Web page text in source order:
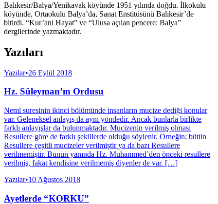
Balıkesir/Balya/Yenikavak köyünde 1951 yılında doğdu. İlkokulu
köyünde, Ortaokulu Balya’da, Sanat Enstitüsünü Balıkesir’de
bitirdi. “Kur’ani Hayat” ve “Ulusa açılan pencere: Balya”
dergilerinde yazmaktadır.
Yazıları
Yazılar•26 Eylül 2018
Hz. Süleyman’ın Ordusu
Neml suresinin ikinci bölümünde insanların mucize dediği konular
var. Geleneksel anlayış da aynı yöndedir. Ancak bunlarla birlikte
farklı anlayışlar da bulunmaktadır. Mucizenin verilmiş olması
Resullere göre de farklı şekillerde olduğu söylenir. Örneğin; bütün
Resullere çeşitli mucizeler verilmiştir ya da bazı Resullere
verilmemiştir. Bunun yanında Hz. Muhammed’den önceki resullere
verilmiş, fakat kendisine verilmemiş diyenler de var. […]
Yazılar•10 Ağustos 2018
Ayetlerde “KORKU”